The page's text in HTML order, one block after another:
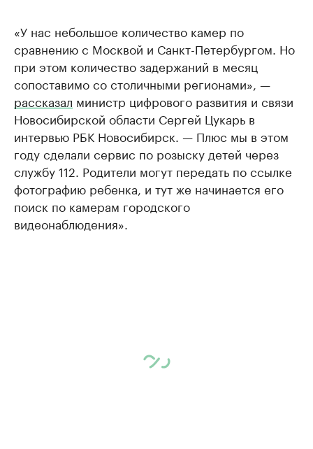
«У нас небольшое количество камер по
сравнению с Москвой и Санкт-Петербургом. Но
при этом количество задержаний в месяц
сопоставимо со столичными регионами», —
рассказал министр цифрового развития и связи
Новосибирской области Сергей Цукарь в
интервью РБК Новосибирск. — Плюс мы в этом
году сделали сервис по розыску детей через
службу 112. Родители могут передать по ссылке
фотографию ребенка, и тут же начинается его
поиск по камерам городского
видеонаблюдения».